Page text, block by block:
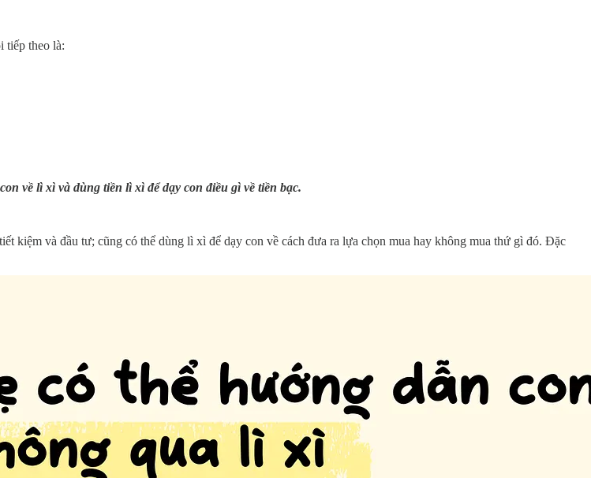
tiếp theo là:
về lì xì và dùng tiền lì xì để dạy con điều gì về tiền bạc.
kiệm và đầu tư; cũng có thể dùng lì xì để dạy con về cách đưa ra lựa chọn mua hay không mua thứ gì đó. Đặc